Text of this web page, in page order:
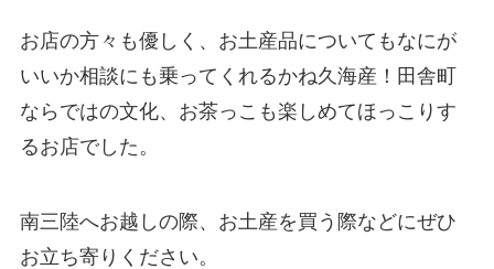
お店の方々も優しく、お土産品についてもなにが
いいか相談にも乗ってくれるかね久海産！田舎町
ならではの文化、お茶っこも楽しめてほっこりす
るお店でした。
南三陸へお越しの際、お土産を買う際などにぜひ
お立ち寄りください。